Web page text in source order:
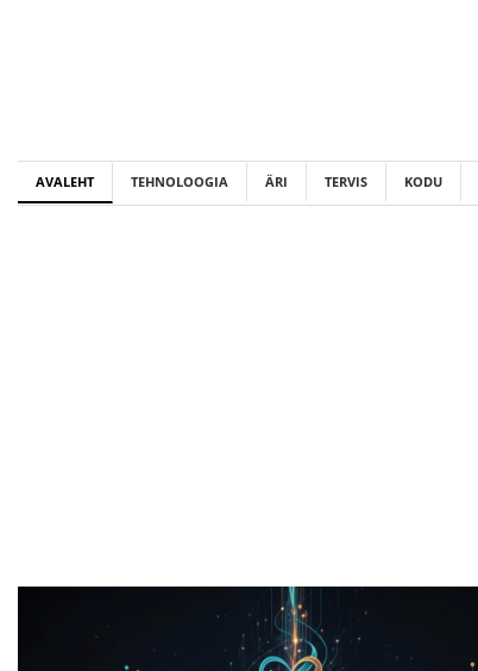
AVALEHT TEHNOLOOGIA ÄRI TERVIS KODU